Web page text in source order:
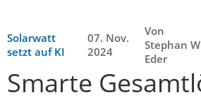
Solarwatt
setzt auf KI
07. Nov.
2024
Von
Stephan
Eder
Smarte